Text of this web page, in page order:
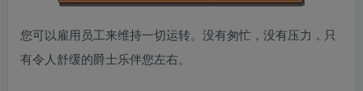
您可以雇用员工来维持一切运转。没有匆忙，没有压力，只
有令人舒缓的爵士乐伴您左右。